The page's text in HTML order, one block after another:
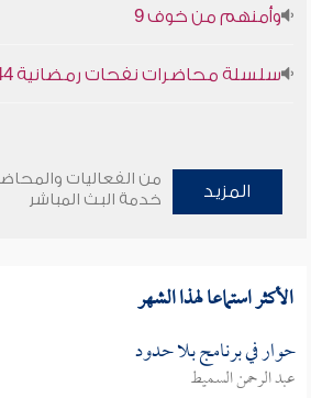
وأمنهم من خوف 9
سلسلة محاضرات نفحات رمضانية 1444هـ
المزيد
من الفعاليات
خدمة البث المباشر
الأكثر استماعا لهذا الشهر
حوار في برنامج بلا حدود
عبد الرحمن السميط